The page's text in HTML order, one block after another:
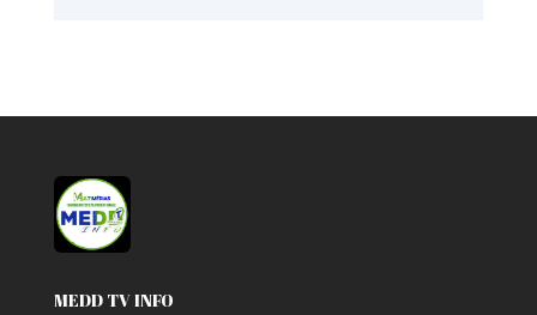
MEDD TV INFO